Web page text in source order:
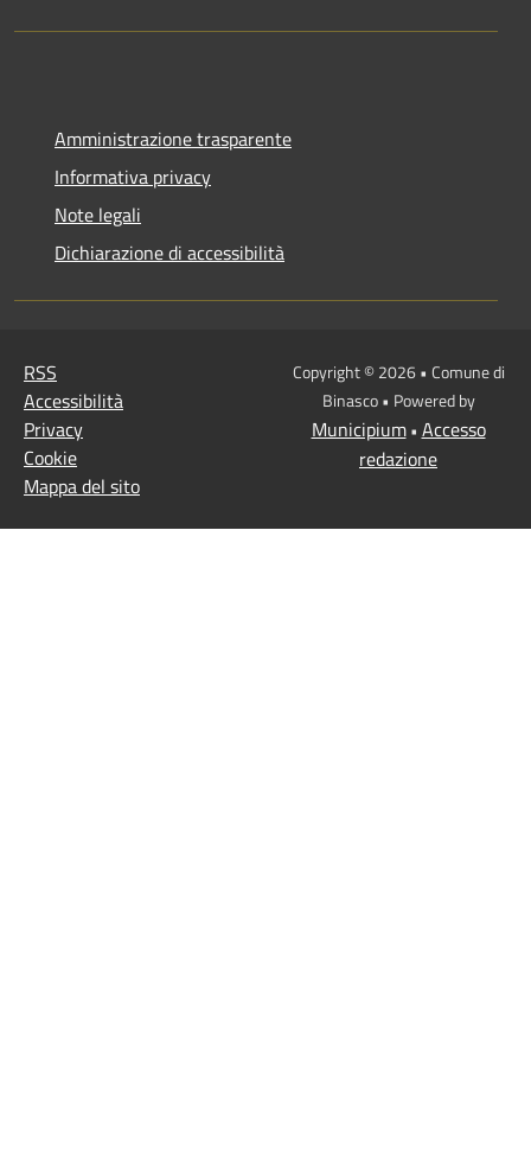
Amministrazione trasparente
Informativa privacy
Note legali
Dichiarazione di accessibilità
RSS
Accessibilità
Privacy
Cookie
Mappa del sito
Copyright © 2026 • Comune di
Binasco • Powered by
Municipium• Accesso
redazione